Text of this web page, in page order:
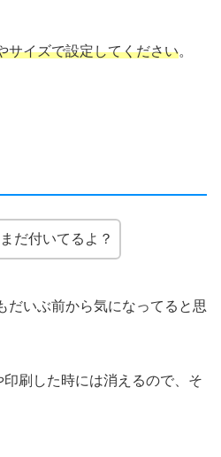
サイズで設定してください。
だ付いてるよ？
だいぶ前から気になってると思
刷した時には消えるので、そ